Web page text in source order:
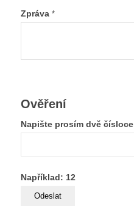
Zpráva *
Ověření
Napište prosím dvě čísloce
Například: 12